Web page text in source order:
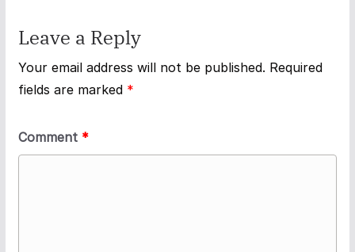
Leave a Reply
Your email address will not be published. Required
fields are marked *
Comment *